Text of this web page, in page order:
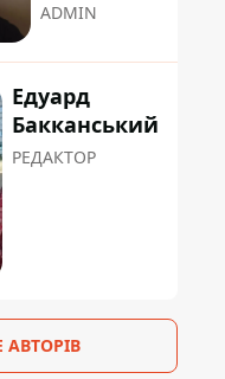
ADMIN
Едуард
Бакканський
РЕДАКТОР
АВТОРІВ